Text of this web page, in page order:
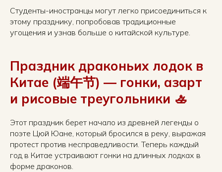
Студенты-иностранцы могут легко присоединиться к
этому празднику, попробовав традиционные
угощения и узнав больше о китайской культуре.
Праздник драконьих лодок в
Китае (端午节) — гонки, азарт
и рисовые треугольники 🚣
Этот праздник берет начало из древней легенды о
поэте Цюй Юане, который бросился в реку, выражая
протест против несправедливости. Теперь каждый
год в Китае устраивают гонки на длинных лодках в
форме драконов.